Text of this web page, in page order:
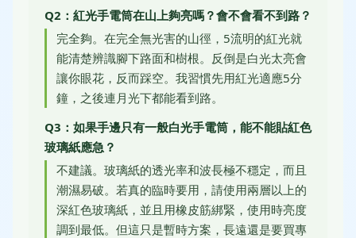
Q2：紅光手電筒在山上夠亮嗎？會不會看不到路？
完全夠。在完全無光害的山徑，5流明的紅光就
能清楚辨識腳下路面和樹根。反倒是白光太亮會
讓你眼花，反而踩空。我習慣先用紅光適應5分
鐘，之後連月光下都能看到路。
Q3：如果手邊只有一般白光手電筒，能不能貼紅色
玻璃紙應急？
不建議。玻璃紙的透光率和波長極不穩定，而且
潮濕易破。若真的臨時要用，請使用兩層以上的
深紅色玻璃紙，並且用橡皮筋綁緊，使用時亮度
調到最低。但這只是暫時方案，長遠還是要買專